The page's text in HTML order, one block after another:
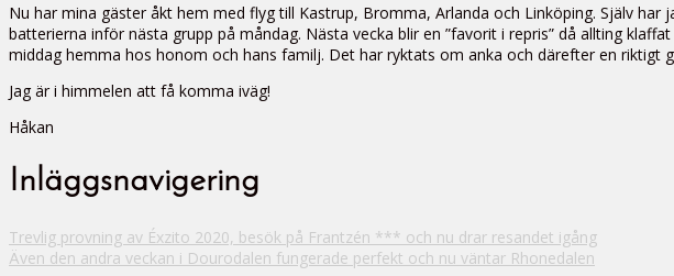
Nu har mina gäster åkt hem med flyg till Kastrup, Bromma, Arlanda och Linköping. Själv
batterierna inför nästa grupp på måndag. Nästa vecka blir en ”favorit i repris” då allting
middag hemma hos honom och hans familj. Det har ryktats om anka och därefter en riktigt
Jag är i himmelen att få komma iväg!
Håkan
Inläggsnavigering
Trevlig provning av Éxzito 2020, besök på Frantzén *** och nu drar resandet igång
Även den andra veckan i Dourodalen fungerade perfekt och nu väntar Rhonedalen